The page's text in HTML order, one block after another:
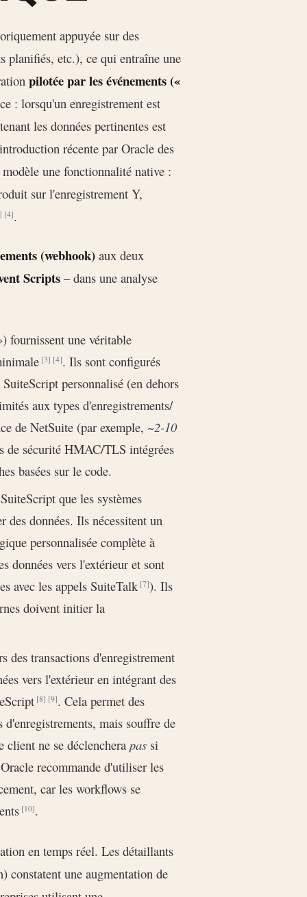
appuyée sur des
planifiés, etc.), ce qui entraîne une
pilotée par les événements («
: lorsqu'un enregistrement est
les données pertinentes est
récente par Oracle des
une fonctionnalité native :
sur l'enregistrement Y,
[4].
(webhook) aux deux
Scripts – dans une analyse
fournissent une véritable
[3] [4]. Ils sont configurés
personnalisé (en dehors
aux types d'enregistrements/
de NetSuite (par exemple, ~2-10
de sécurité HMAC/TLS intégrées
basées sur le code.
que les systèmes
données. Ils nécessitent un
personnalisée complète à
données vers l'extérieur et sont
avec les appels SuiteTalk[7]). Ils
doivent initier la
des transactions d'enregistrement
vers l'extérieur en intégrant des
[8] [9]. Cela permet des
mais souffre de
client ne se déclenchera pas si
recommande d'utiliser les
car les workflows se
[10].
en temps réel. Les détaillants
constatent une augmentation de